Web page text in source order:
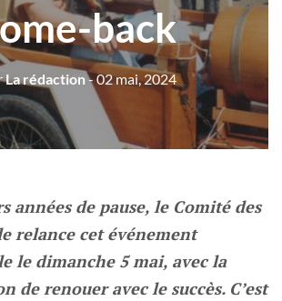
back
La rédaction- 02 mai, 2024
années de pause, le Comité des
relance cet événement
le dimanche 5 mai, avec la
de renouer avec le succès. C’est